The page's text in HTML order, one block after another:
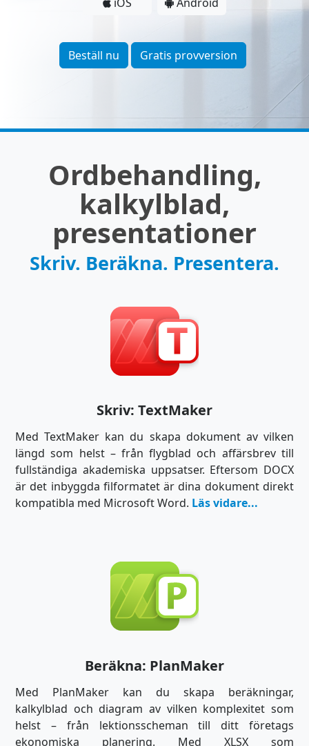
Beställ nu Gratis provversion
Ordbehandling,
kalkylblad,
presentationer
Skriv. Beräkna. Presentera.
Skriv: TextMaker
Med TextMaker kan du skapa dokument av vilken
längd som helst – från flygblad och affärsbrev till
fullständiga akademiska uppsatser. Eftersom DOCX
är det inbyggda filformatet är dina dokument direkt
kompatibla med Microsoft Word. Läs vidare...
Beräkna: PlanMaker
Med PlanMaker kan du skapa beräkningar,
kalkylblad och diagram av vilken komplexitet som
helst – från lektionsscheman till ditt företags
ekonomiska planering. Med XLSX som